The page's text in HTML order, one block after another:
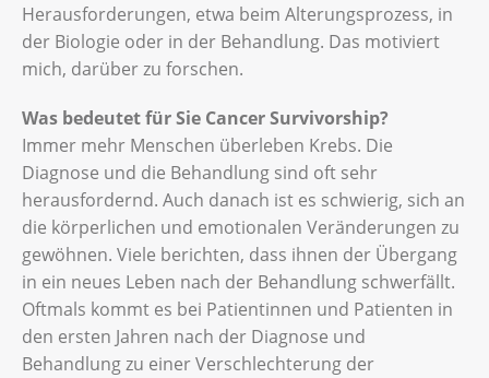
Herausforderungen, etwa beim Alterungsprozess, in
der Biologie oder in der Behandlung. Das motiviert
mich, darüber zu forschen.
Was bedeutet für Sie Cancer Survivorship?
Immer mehr Menschen überleben Krebs. Die
Diagnose und die Behandlung sind oft sehr
herausfordernd. Auch danach ist es schwierig, sich an
die körperlichen und emotionalen Veränderungen zu
gewöhnen. Viele berichten, dass ihnen der Übergang
in ein neues Leben nach der Behandlung schwerfällt.
Oftmals kommt es bei Patientinnen und Patienten in
den ersten Jahren nach der Diagnose und
Behandlung zu einer Verschlechterung der